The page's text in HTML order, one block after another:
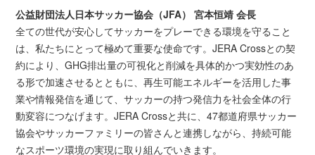
公益財団法人日本サッカー協会（JFA） 宮本恒靖 会長
全ての世代が安心してサッカーをプレーできる環境を守ること
は、私たちにとって極めて重要な使命です。JERA Crossとの契
約により、GHG排出量の可視化と削減を具体的かつ実効性のあ
る形で加速させるとともに、再生可能エネルギーを活用した事
業や情報発信を通じて、サッカーの持つ発信力を社会全体の行
動変容につなげます。JERA Crossと共に、47都道府県サッカー
協会やサッカーファミリーの皆さんと連携しながら、持続可能
なスポーツ環境の実現に取り組んでいきます。